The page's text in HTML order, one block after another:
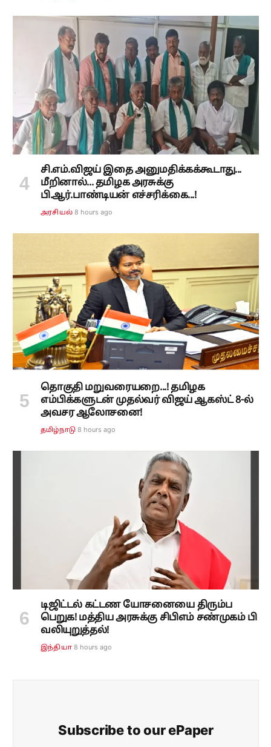
சி.எம்.விஜய் இதை அனுமதிக்கக்கூடாது...
மீறினால்... தமிழக அரசுக்கு
பி.ஆர்.பாண்டியன் எச்சரிக்கை...!
அரசியல் 8 hours ago
தொகுதி மறுவரையறை...! தமிழக
எம்பிக்களுடன் முதல்வர் விஜய் ஆகஸ்ட் 8-ல்
அவசர ஆலோசனை!
தமிழ்நாடு 8 hours ago
டிஜிட்டல் கட்டண யோசனையை திரும்ப
பெறுக! மத்திய அரசுக்கு சிபிஎம் சண்முகம் பி
வலியுறுத்தல்!
இந்தியா 8 hours ago
Subscribe to our ePaper